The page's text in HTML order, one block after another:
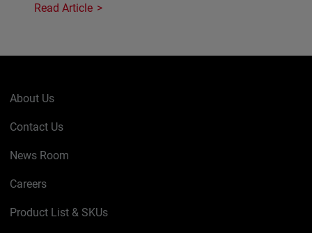
Read Article
About Us
Contact Us
News Room
Careers
Product List & SKUs